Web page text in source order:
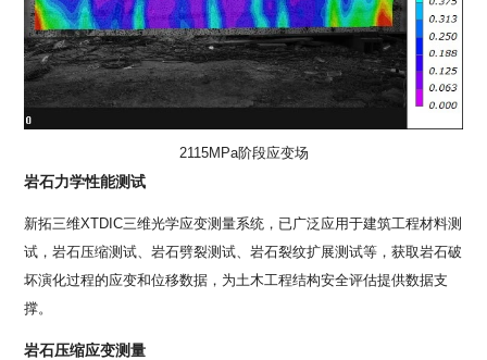
2115MPa阶段应变场
岩石力学性能测试
新拓三维XTDIC三维光学应变测量系统，已广泛应用于建筑工程材料测
试，岩石压缩测试、岩石劈裂测试、岩石裂纹扩展测试等，获取岩石破
坏演化过程的应变和位移数据，为土木工程结构安全评估提供数据支
撑。
岩石压缩应变测量